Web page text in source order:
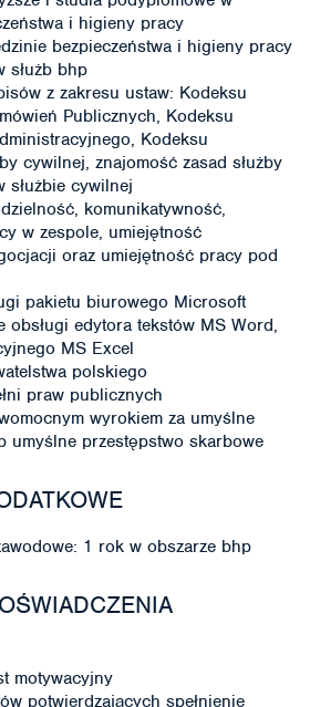
i higieny pracy
bezpieczeństwa i higieny pracy
służb bhp
z zakresu ustaw: Kodeksu
Publicznych, Kodeksu
Kodeksu
cywilnej, znajomość zasad służby
służbie cywilnej
komunikatywność,
w zespole, umiejętność
oraz umiejętność pracy pod
pakietu biurowego Microsoft
obsługi edytora tekstów MS Word,
MS Excel
polskiego
praw publicznych
wyrokiem za umyślne
umyślne przestępstwo skarbowe
1 rok w obszarze bhp
motywacyjny
potwierdzających spełnienie